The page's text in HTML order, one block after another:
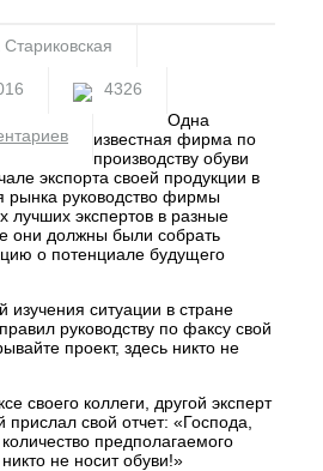
4326
Одна
известная фирма по
производству обуви
экспорта своей продукции в
рынка руководство фирмы
лучших экспертов в разные
они должны были собрать
о потенциале будущего
изучения ситуации в стране
руководству по факсу свой
проект, здесь никто не
своего коллеги, другой эксперт
прислал свой отчет: «Господа,
предполагаемого
не носит обуви!»